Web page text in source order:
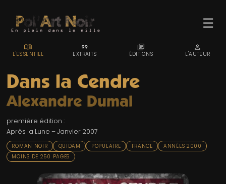
☰
ACCUEIL
TROMBINO
INDEX
RECHERCHE
Dans la Cendre
Alexandre Dumal
première édition :
Après la Lune – Janvier 2007
ROMAN NOIR QUIDAM POPULAIRE FRANCE
ANNÉES 2000
MOINS DE 250 PAGES
MENU_BOOK
L'ESSENTIEL
FORMAT_QUOTE
EXTRAITS
LIBRARY_BOOKS
ÉDITIONS
PERSON
L'AUTEUR